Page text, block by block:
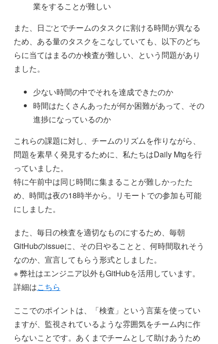
業をすることが難しい
また、日ごとでチームのタスクに割ける時間が異なる
ため、ある量のタスクをこなしていても、以下のどち
らに当てはまるのか検査が難しい、という問題があり
ました。
少ない時間の中でそれを達成できたのか
時間はたくさんあったが何か困難があって、その
進捗になっているのか
これらの課題に対し、チームのリズムを作りながら、
問題を素早く発見するために、私たちはDaily Mtgを行
っていました。
特に午前中は同じ時間に集まることが難しかったた
め、時間は夜の18時半から。リモートでの参加も可能
にしました。
また、毎日の検査を適切なものにするため、毎朝
GitHubのissueに、その日やることと、何時間取れそう
なのか、宣言してもらう形式としました。
※ 弊社はエンジニア以外もGitHubを活用しています。
詳細はこちら
ここでのポイントは、「検査」という言葉を使ってい
ますが、監視されているような雰囲気をチーム内に作
らないことです。あくまでチームとして助けあうため